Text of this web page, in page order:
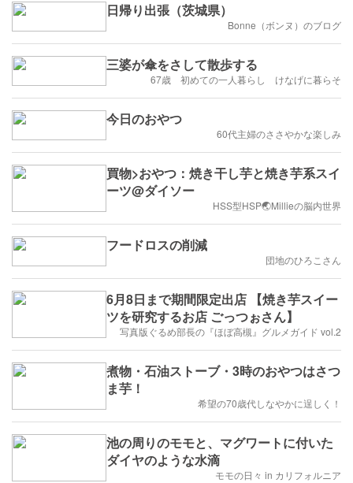
日帰り出張（茨城県）
Bonne（ボンヌ）のブログ
三婆が傘をさして散歩する
67歳 初めての一人暮らし けなげに暮らそ
今日のおやつ
60代主婦のささやかな楽しみ
買物>おやつ：焼き干し芋と焼き芋系スイ
ーツ@ダイソー
HSS型HSP🌏Millieの脳内世界
フードロスの削減
団地のひろこさん
6月8日まで期間限定出店 【焼き芋スイー
ツを研究するお店 ごっつぉさん】
写真版ぐるめ部長の『ほぼ高槻』グルメガイド vol.2
煮物・石油ストーブ・3時のおやつはさつ
ま芋！
希望の70歳代しなやかに逞しく！
池の周りのモモと、マグワートに付いた
ダイヤのような水滴
モモの日々 in カリフォルニア